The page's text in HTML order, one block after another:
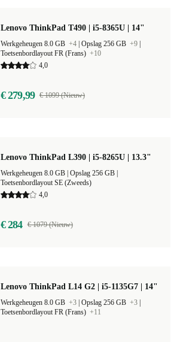
Lenovo ThinkPad T490 | i5-8365U | 14"
Werkgeheugen 8.0 GB +4 Opslag 256 GB +9
Toetsenbordlayout FR (Frans) +10
4,0
€ 279,99 € 1099 (Nieuw)
Lenovo ThinkPad L390 | i5-8265U | 13.3"
Toetsenbordlayout SE (Zweeds)
4,0
€ 284 € 1079 (Nieuw)
Lenovo ThinkPad L14 G2 | i5-1135G7 | 14"
Werkgeheugen 8.0 GB +3 Opslag 256 GB +3
Toetsenbordlayout FR (Frans) +11